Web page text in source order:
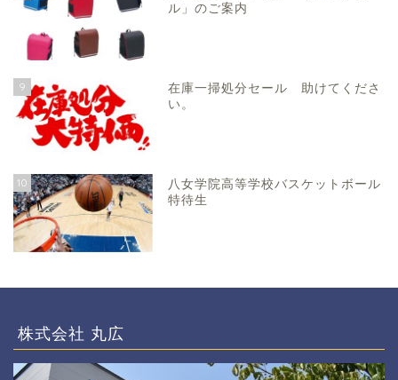
ル」のご案内
9
在庫一掃処分セール 助けてくださ
い。
10
八女学院高等学校バスケットボール
特待生
株式会社 丸広